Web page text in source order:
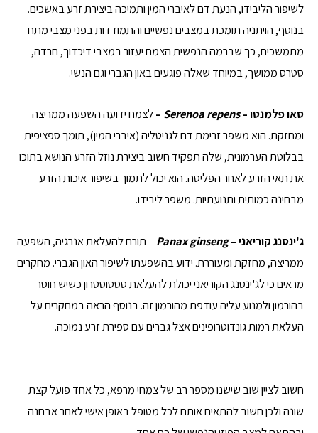
לשיפור הליבידו, הנעת דם לאיברי המין ותמיכה ביצירת זרע באשכים.
בנוסף, הויתניה תומכת במצבים נפשיים והתמודדות בפני מצבי מתח
מתמשכים, כך שברמה הנפשית הצמח יעזור במצבי דיכדוך, חרדה,
סטרס ממושך, במיוחד שאלה פוגעים באון הגברי וגם הנשי.
סאו פלמנטו –Serenoa repens
–לצמח ידועה השפעה ממריצה
ומחזקת. הוא משפר זרימת דם לגניטליה (איברי המין), תומך ספציפית
בבלוטת הערמונית, שלה תפקיד חשוב ביצירת נוזל הזרע הנושא בתוכו
את תאי הזרע לאחר הפליטה. הוא יכול לתמוך בשיפור איכות הזרע
מבחינה כמותית ותנועתיות. משפר ליבידו.
ג'ינסנג קוריאני –Panax ginseng– תורם להעלאת אנרגיה, השפעה
ממריצה, מחזקת ומעוררת. ידוע בהשפעתו לשיפור האון הגברי. מחקרים
מראים כי לג'ינסנג הקוריאני יכולת להעלאת טסטוסטרון כשיש חוסר
בהורמון ולמנוע עליה עודפת מהורמון זה. בנוסף הראה במחקרים על
העלאת רמות גונדוטרופינים אצל גברים עם ספירת זרע נמוכה.
חשוב לציין שוב שישנו מספר רב של צמחי מרפא, כל אחד פועל קצת
שונה ולכן חשוב להתאים אותם לכל מטופל באופן אישי לאחר אבחנה